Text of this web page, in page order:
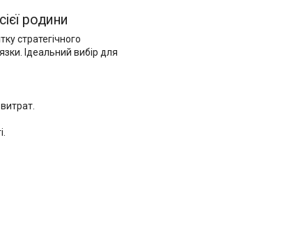
родини
стратегічного
Ідеальний вибір для